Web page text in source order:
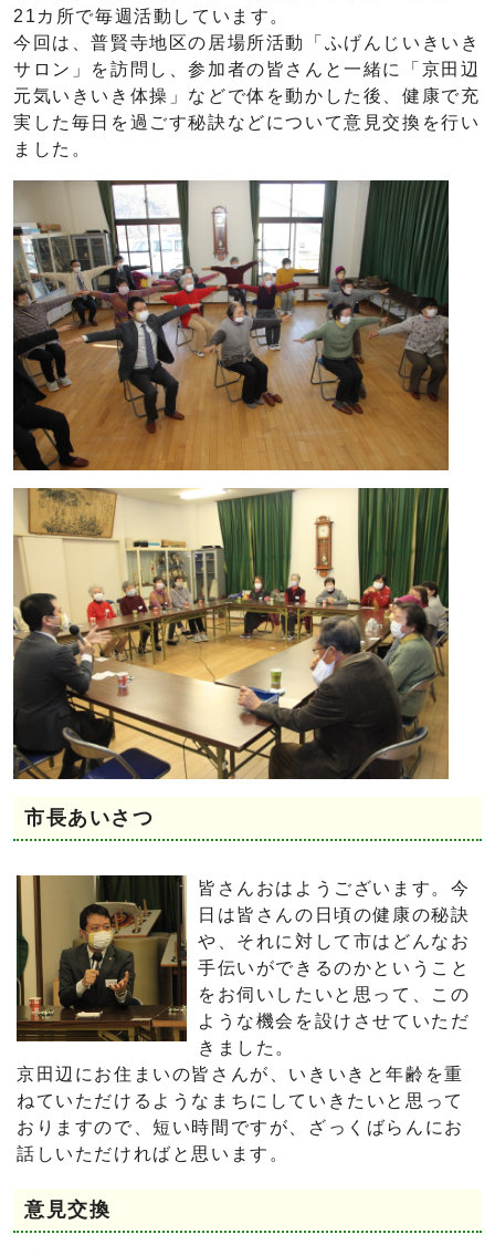
21カ所で毎週活動しています。
今回は、普賢寺地区の居場所活動「ふげんじいきいき
サロン」を訪問し、参加者の皆さんと一緒に「京田辺
元気いきいき体操」などで体を動かした後、健康で充
実した毎日を過ごす秘訣などについて意見交換を行い
ました。
市長あいさつ
皆さんおはようございます。今
日は皆さんの日頃の健康の秘訣
や、それに対して市はどんなお
手伝いができるのかということ
をお伺いしたいと思って、この
ような機会を設けさせていただ
きました。
京田辺にお住まいの皆さんが、いきいきと年齢を重
ねていただけるようなまちにしていきたいと思って
おりますので、短い時間ですが、ざっくばらんにお
話しいただければと思います。
意見交換